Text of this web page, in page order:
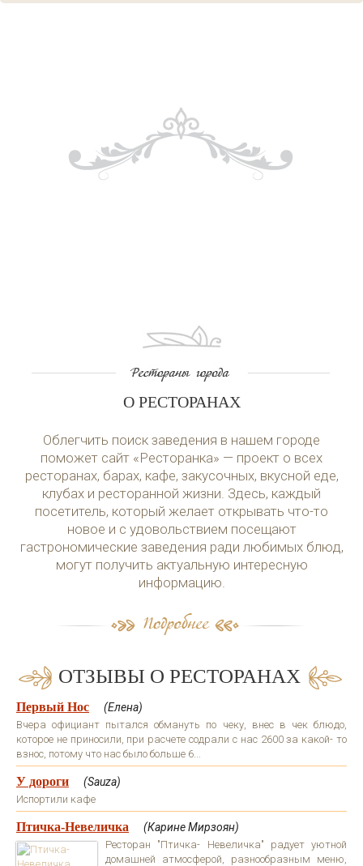
О РЕСТОРАНАХ
Облегчить поиск заведения в нашем городе
поможет сайт «Ресторанка» — проект о всех
ресторанах, барах, кафе, закусочных, вкусной еде,
клубах и ресторанной жизни. Здесь, каждый
посетитель, который желает открывать что-то
новое и с удовольствием посещают
гастрономические заведения ради любимых блюд,
могут получить актуальную интересную
информацию.
ОТЗЫВЫ О РЕСТОРАНАХ
Первый Нос (Елена)
Вчера официант пытался обмануть по чеку, внес в чек блюдо,
которое не приносили, при расчете содрали с нас 2600 за какой- то
взнос, потому что нас было больше 6...
У дороги (Sauza)
Испортили кафе
Птичка-Невеличка (Карине Мирзоян)
Ресторан "Птичка- Невеличка" радует уютной
домашней атмосферой, разнообразным меню,